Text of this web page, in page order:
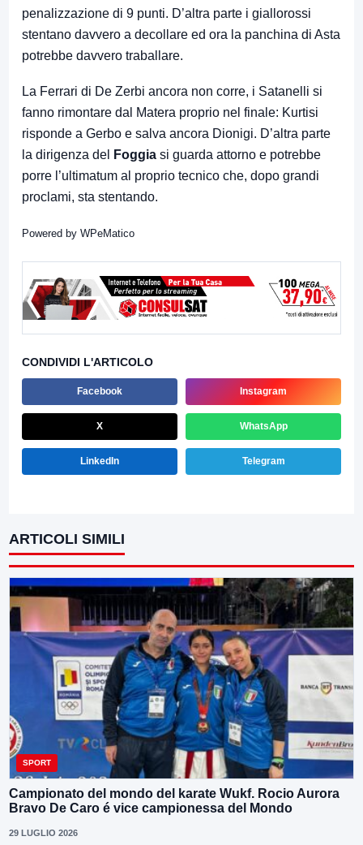
penalizzazione di 9 punti. D’altra parte i giallorossi
stentano davvero a decollare ed ora la panchina di Asta
potrebbe davvero traballare.
La Ferrari di De Zerbi ancora non corre, i Satanelli si
fanno rimontare dal Matera proprio nel finale: Kurtisi
risponde a Gerbo e salva ancora Dionigi. D’altra parte
la dirigenza del
Foggia si guarda attorno e potrebbe
porre l’ultimatum al proprio tecnico che, dopo grandi
proclami, sta stentando.
Powered by WPeMatico
CONDIVIDI L'ARTICOLO
Facebook Instagram
X WhatsApp
LinkedIn Telegram
ARTICOLI SIMILI
SPORT
Campionato del mondo del karate Wukf. Rocio Aurora
Bravo De Caro é vice campionessa del Mondo
29 LUGLIO 2026